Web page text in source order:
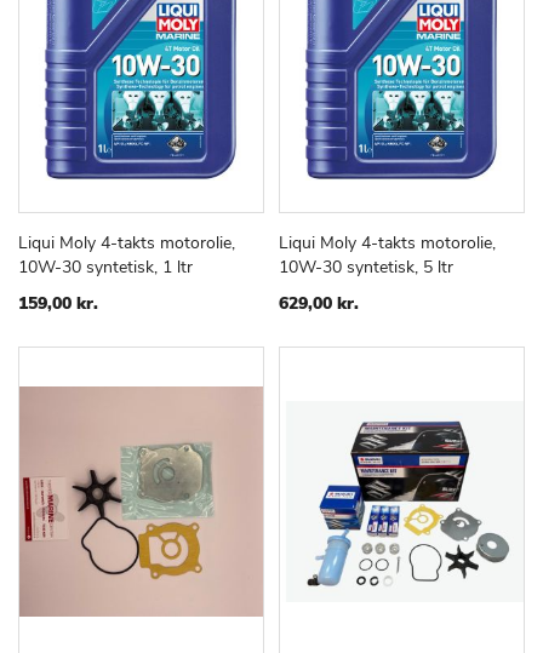
Læg i kurv
TILFØJ
TIL
SAMMENLIGN
Liqui Moly 4-takts motorolie,
10W-30 syntetisk, 1 ltr
159,00 kr.
Læg i kurv
TILFØJ
TIL
Liqui Moly 4-takts motorolie,
10W-30 syntetisk, 5 ltr
629,00 kr.